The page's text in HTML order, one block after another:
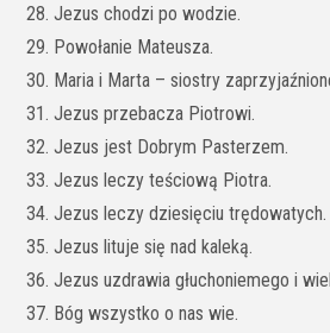
28. Jezus chodzi po wodzie.
29. Powołanie Mateusza.
30. Maria i Marta – siostry
31. Jezus przebacza Piotrowi.
32. Jezus jest Dobrym Pasterzem.
33. Jezus leczy teściową Piotra.
34. Jezus leczy dziesięciu trędowatych.
35. Jezus lituje się nad kaleką.
36. Jezus uzdrawia głuchoniemego i
37. Bóg wszystko o nas wie.